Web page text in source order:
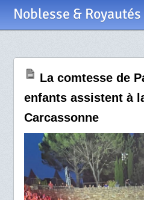
Noblesse & Royautés
La comtesse de
enfants assistent à
Carcassonne